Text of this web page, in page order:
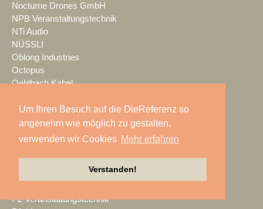
Um Ihren Besuch auf die DieReferenz so
angenehm wie möglich zu gestalten,
verwenden wir Cookies Mehr erfahren
Verstanden!
Nocturne Drones GmbH
NPB Veranstaltungstechnik
NTi Audio
NÜSSLI
Oblong Industries
Octopus
Oehlbach Kabel
OKG-AV
Omron
Optimahl Catering
ORANGE PRODUCTION DG
P2 Veranstaltungstechnik